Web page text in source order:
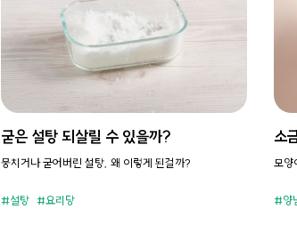
굳은 설탕 되살릴 수 있을까?
뭉치거나 굳어버린 설탕, 왜 이렇게 된걸까?
설탕 요리당
소
모양
양